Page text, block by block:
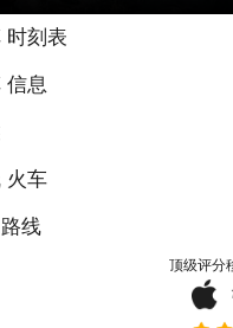
时刻表
信息
火车
线
顶级评分
/ 10 基于